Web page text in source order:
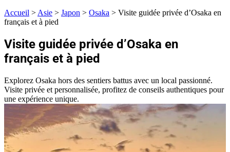
Accueil > Asie > Japon > Osaka > Visite guidée privée d’Osaka en
français et à pied
Visite guidée privée d’Osaka en
français et à pied
Explorez Osaka hors des sentiers battus avec un local passionné.
Visite privée et personnalisée, profitez de conseils authentiques pour
une expérience unique.